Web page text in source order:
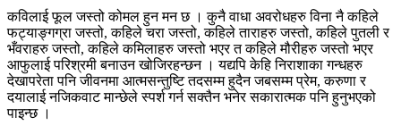
कविलाई फूल जस्तो कोमल हुन मन छ । कुनै वाधा अवरोधहरु विना नै कहिले
फट्याङ्गग्रा जस्तो, कहिले चरा जस्तो, कहिले ताराहरु जस्तो, कहिले पुतली र
भँवराहरु जस्तो, कहिले कमिलाहरु जस्तो भएर त कहिले मौरीहरु जस्तो भएर
आफुलाई परिश्रमी बनाउन खोजिरहन्छन । यद्यपि केहि निराशाका गन्धहरु
देखापरेता पनि जीवनमा आत्मसन्तुष्टि तदसम्म हुदैन जबसम्म प्रेम, करुणा र
दयालाई नजिकवाट मान्छेले स्पर्श गर्न सक्तैन भनेर सकारात्मक पनि हुनुभएको
पाइन्छ ।